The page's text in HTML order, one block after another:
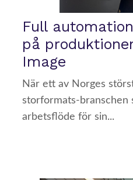
Full
på
Image
När ett av Norges
storformats-branschen
arbetsflöde för sin...